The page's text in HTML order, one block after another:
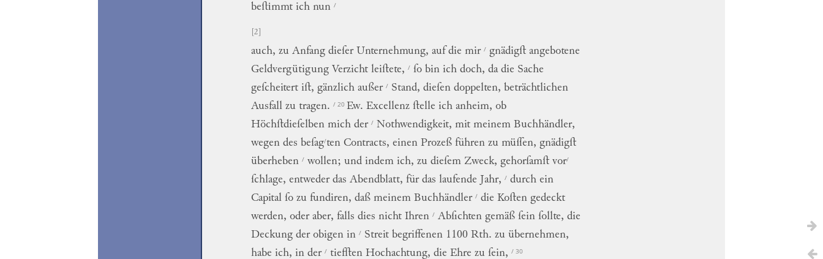
beſtimmt ich nun /
[2]
auch, zu Anfang dieſer Unternehmung, auf die mir / gnädigſt angebotene
Geldvergütigung Verzicht leiſtete, / ſo bin ich doch, da die Sache
geſcheitert iſt, gänzlich außer / Stand, dieſen doppelten, beträchtlichen
Ausfall zu tragen. / 20 Ew. Excellenz ſtelle ich anheim, ob
Höchſtdieſelben mich der / Nothwendigkeit, mit meinem Buchhändler,
wegen des beſag/ten Contracts, einen Prozeß führen zu müſſen, gnädigſt
überheben / wollen; und indem ich, zu dieſem Zweck, gehorſamſt vor/
ſchlage, entweder das Abendblatt, für das laufende Jahr, / durch ein
Capital ſo zu fundiren, daß meinem Buchhändler / die Koſten gedeckt
werden, oder aber, falls dies nicht Ihren / Abſichten gemäß ſein ſollte, die
Deckung der obigen in / Streit begriffenen 1100 Rth. zu übernehmen,
habe ich, in der / tiefſten Hochachtung, die Ehre zu ſein, / 30